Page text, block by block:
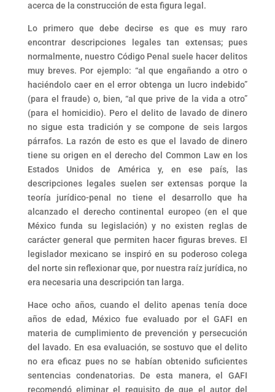
acerca de la construcción de esta figura legal.
Lo primero que debe decirse es que es muy raro
encontrar descripciones legales tan extensas; pues
normalmente, nuestro Código Penal suele hacer delitos
muy breves. Por ejemplo: “al que engañando a otro o
haciéndolo caer en el error obtenga un lucro indebido”
(para el fraude) o, bien, “al que prive de la vida a otro”
(para el homicidio). Pero el delito de lavado de dinero
no sigue esta tradición y se compone de seis largos
párrafos. La razón de esto es que el lavado de dinero
tiene su origen en el derecho del Common Law en los
Estados Unidos de América y, en ese país, las
descripciones legales suelen ser extensas porque la
teoría jurídico-penal no tiene el desarrollo que ha
alcanzado el derecho continental europeo (en el que
México funda su legislación) y no existen reglas de
carácter general que permiten hacer figuras breves. El
legislador mexicano se inspiró en su poderoso colega
del norte sin reflexionar que, por nuestra raíz jurídica, no
era necesaria una descripción tan larga.
Hace ocho años, cuando el delito apenas tenía doce
años de edad, México fue evaluado por el GAFI en
materia de cumplimiento de prevención y persecución
del lavado. En esa evaluación, se sostuvo que el delito
no era eficaz pues no se habían obtenido suficientes
sentencias condenatorias. De esta manera, el GAFI
recomendó eliminar el requisito de que el autor del